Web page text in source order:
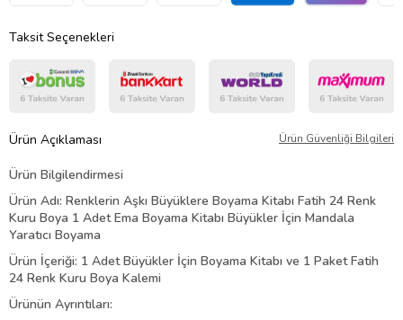
Taksit Seçenekleri
Ürün Açıklaması Ürün Güvenliği Bilgileri
Ürün Bilgilendirmesi
Ürün Adı: Renklerin Aşkı Büyüklere Boyama Kitabı Fatih 24 Renk
Kuru Boya 1 Adet Ema Boyama Kitabı Büyükler İçin Mandala
Yaratıcı Boyama
Ürün İçeriği: 1 Adet Büyükler İçin Boyama Kitabı ve 1 Paket Fatih
24 Renk Kuru Boya Kalemi
Ürünün Ayrıntıları: